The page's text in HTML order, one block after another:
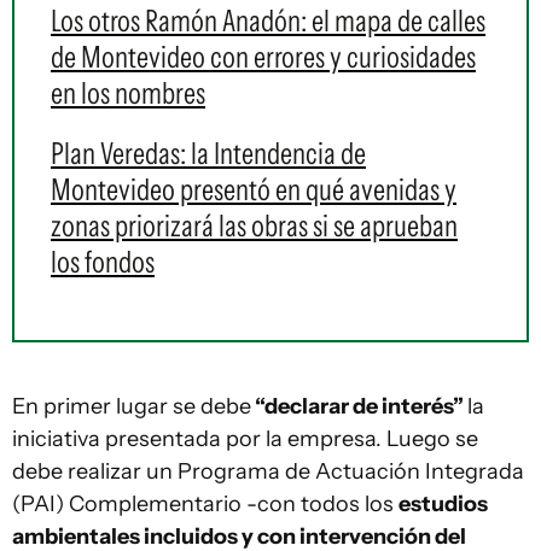
Los otros Ramón Anadón: el mapa de calles
de Montevideo con errores y curiosidades
en los nombres
Plan Veredas: la Intendencia de
Montevideo presentó en qué avenidas y
zonas priorizará las obras si se aprueban
los fondos
En primer lugar se debe“declarar de interés” la
iniciativa presentada por la empresa. Luego se
debe realizar un Programa de Actuación Integrada
(PAI) Complementario -con todos los estudios
ambientales incluidos y con intervención del